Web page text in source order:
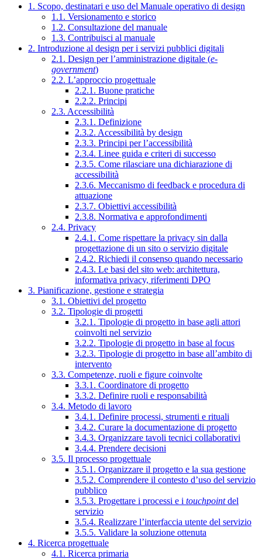
1. Scopo, destinatari e uso del Manuale operativo di design
1.1. Versionamento e storico
1.2. Consultazione del manuale
1.3. Contribuisci al manuale
2. Introduzione al design per i servizi pubblici digitali
2.1. Design per l’amministrazione digitale (e-
government)
2.2. L’approccio progettuale
2.2.1. Buone pratiche
2.2.2. Principi
2.3. Accessibilità
2.3.1. Definizione
2.3.2. Accessibilità by design
2.3.3. Principi per l’accessibilità
2.3.4. Linee guida e criteri di successo
2.3.5. Come rilasciare una dichiarazione di
accessibilità
2.3.6. Meccanismo di feedback e procedura di
attuazione
2.3.7. Obiettivi accessibilità
2.3.8. Normativa e approfondimenti
2.4. Privacy
2.4.1. Come rispettare la privacy sin dalla
progettazione di un sito o servizio digitale
2.4.2. Richiedi il consenso quando necessario
2.4.3. Le basi del sito web: architettura,
informativa privacy, riferimenti DPO
3. Pianificazione, gestione e strategia
3.1. Obiettivi del progetto
3.2. Tipologie di progetti
3.2.1. Tipologie di progetto in base agli attori
coinvolti nel servizio
3.2.2. Tipologie di progetto in base al focus
3.2.3. Tipologie di progetto in base all’ambito di
intervento
3.3. Competenze, ruoli e figure coinvolte
3.3.1. Coordinatore di progetto
3.3.2. Definire ruoli e responsabilità
3.4. Metodo di lavoro
3.4.1. Definire processi, strumenti e rituali
3.4.2. Curare la documentazione di progetto
3.4.3. Organizzare tavoli tecnici collaborativi
3.4.4. Prendere decisioni
3.5. Il processo progettuale
3.5.1. Organizzare il progetto e la sua gestione
3.5.2. Comprendere il contesto d’uso del servizio
pubblico
3.5.3. Progettare i processi e i touchpointdel
servizio
3.5.4. Realizzare l’interfaccia utente del servizio
3.5.5. Validare la soluzione ottenuta
4. Ricerca progettuale
4.1. Ricerca primaria